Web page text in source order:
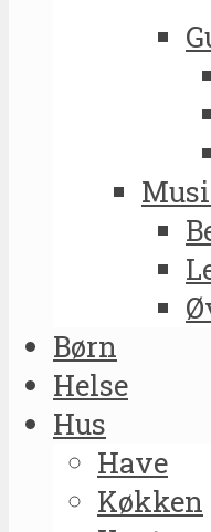
Børn
Helse
Hus
Have
Køkken